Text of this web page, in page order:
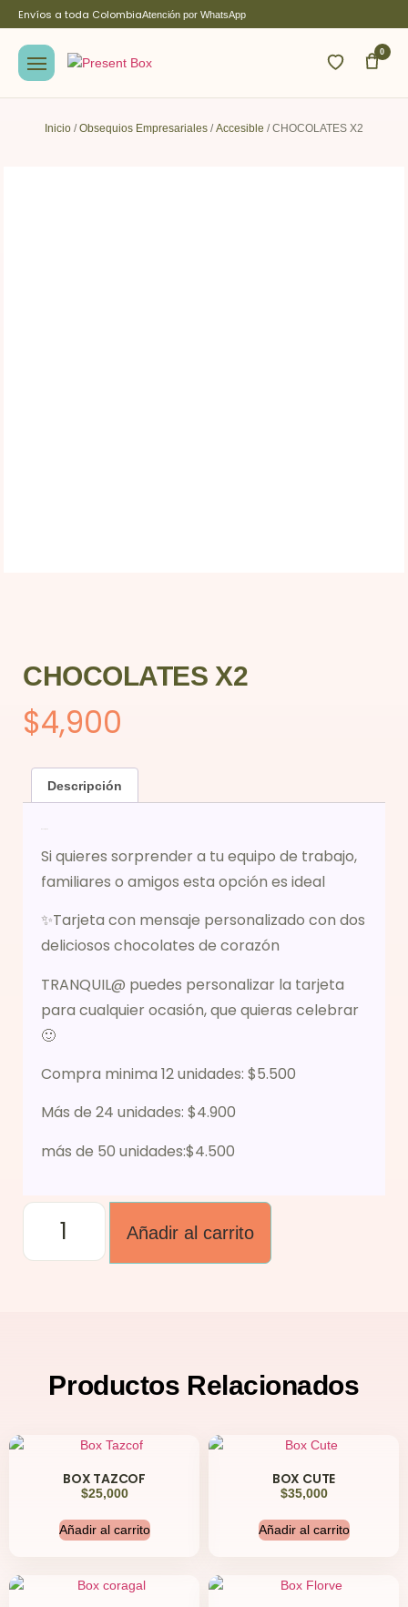
Envíos a toda ColombiaAtención por WhatsApp
0
Inicio /Obsequios Empresariales /Accesible / CHOCOLATES X2
CHOCOLATES X2
$4,900
Descripción
Si quieres sorprender a tu equipo de trabajo,
familiares o amigos esta opción es ideal
✨Tarjeta con mensaje personalizado con dos
deliciosos chocolates de corazón
TRANQUIL@ puedes personalizar la tarjeta
para cualquier ocasión, que quieras celebrar
🙂
Compra minima 12 unidades: $5.500
Más de 24 unidades: $4.900
más de 50 unidades:$4.500
Añadir al carrito
Productos Relacionados
BOX TAZCOF
$25,000
Añadir al carrito
BOX CUTE
$35,000
Añadir al carrito